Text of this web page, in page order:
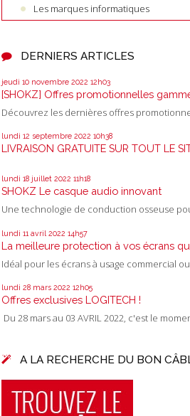
Les marques informatiques
DERNIERS ARTICLES
jeudi 10 novembre 2022 12h03
[SHOKZ] Offres promotionnelles
Découvrez les dernières offres
lundi 12 septembre 2022 10h38
LIVRAISON GRATUITE SUR TOUT LE
lundi 18 juillet 2022 11h18
SHOKZ Le casque audio innovant
Une technologie de conduction osseuse
lundi 11 avril 2022 14h57
La meilleure protection à vos écrans
Idéal pour les écrans à usage commercial
lundi 28 mars 2022 12h05
Offres exclusives LOGITECH !
Du 28 mars au 03 AVRIL 2022, c'est le
A LA RECHERCHE DU BON